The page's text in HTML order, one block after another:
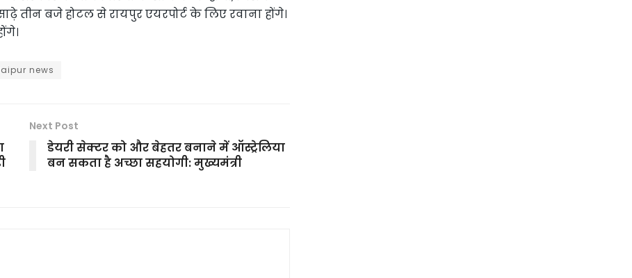
तीन बजे होटल से रायपुर एयरपोर्ट के लिए रवाना होंगे।
news
Next Post
डेयरी सेक्टर को और बेहतर बनाने में ऑस्ट्रेलिया
बन सकता है अच्छा सहयोगी: मुख्यमंत्री